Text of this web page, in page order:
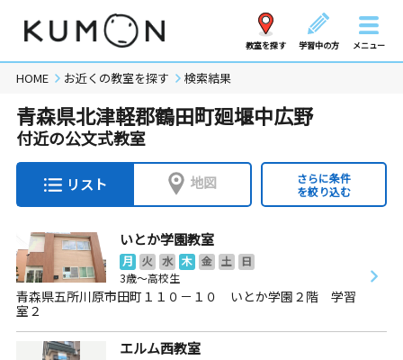
教室を探す 学習中の方 メニュー
HOME お近くの教室を探す 検索結果
青森県北津軽郡鶴田町廻堰中広野
付近の公文式教室
リスト 地図
さらに条件
を絞り込む
いとか学園教室
月 火 水 木 金 土
日
3歳～高校生
青森県五所川原市田町１１０－１０ いとか学園２階 学習
室２
エルム西教室